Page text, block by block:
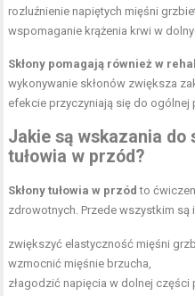
rozluźnienie napiętych mięśni
wspomaganie krążenia krwi w
Skłony pomagają również w
wykonywanie skłonów zwiększa
efekcie przyczyniają się do
Jakie są wskazania do
tułowia w przód?
Skłony tułowia w przód to
zdrowotnych. Przede wszystkim są
zwiększyć elastyczność mięśni
wzmocnić mięśnie brzucha,
złagodzić napięcia w dolnej części